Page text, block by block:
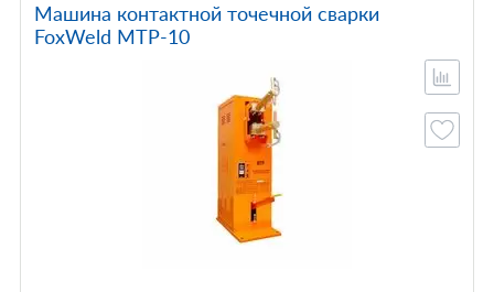
Машина контактной точечной сварки
FoxWeld МТР-10